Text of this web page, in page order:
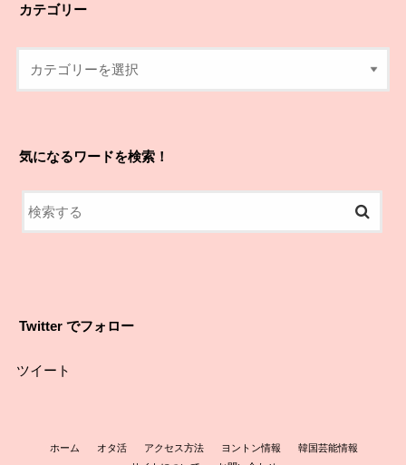
カテゴリー
気になるワードを検索！
Twitter でフォロー
ツイート
ホーム オタ活 アクセス方法 ヨントン情報
韓国芸能情報